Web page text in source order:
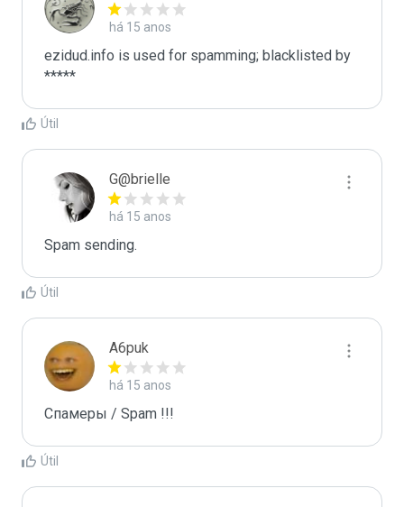
há 15 anos
ezidud.info is used for spamming; blacklisted by
*****
Útil
G@brielle
há 15 anos
Spam sending.
Útil
A6puk
há 15 anos
Спамеры / Spam !!!
Útil